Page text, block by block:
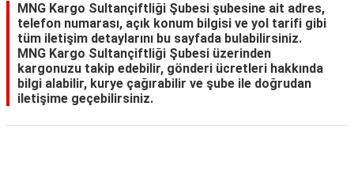
MNG Kargo Sultançiftliği Şubesi şubesine ait adres,
telefon numarası, açık konum bilgisi ve yol tarifi gibi
tüm iletişim detaylarını bu sayfada bulabilirsiniz.
MNG Kargo Sultançiftliği Şubesi üzerinden
kargonuzu takip edebilir, gönderi ücretleri hakkında
bilgi alabilir, kurye çağırabilir ve şube ile doğrudan
iletişime geçebilirsiniz.